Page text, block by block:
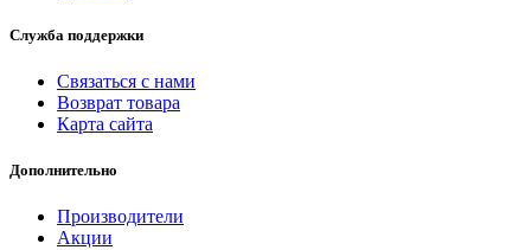
Служба поддержки
Связаться с нами
Возврат товара
Карта сайта
Дополнительно
Производители
Акции